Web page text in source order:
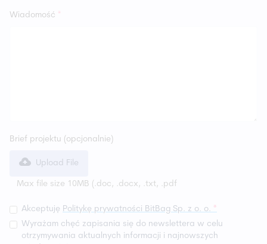
Wiadomość *
Brief projektu (opcjonalnie)
Upload File
Max file size 10MB ( .doc, .docx, .txt, .pdf
Akceptuję Politykę prywatności BitBag Sp. z o. o. *
Wyrażam chęć zapisania się do newslettera w celu
otrzymywania aktualnych informacji i najnowszych